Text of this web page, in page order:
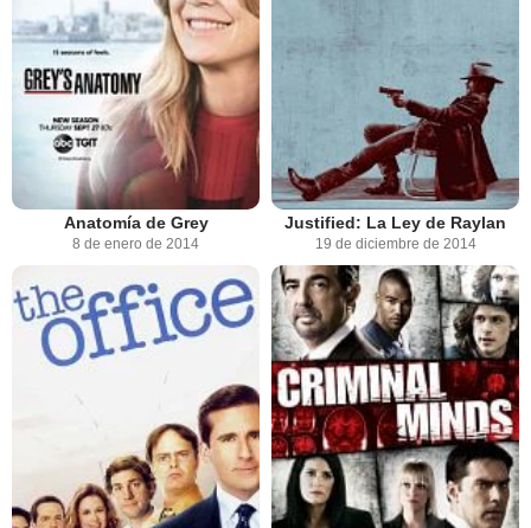
Anatomía de Grey
8 de enero de 2014
Justified: La Ley de Raylan
19 de diciembre de 2014